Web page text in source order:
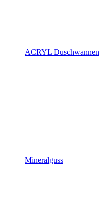
ACRYL Duschwannen
Mineralguss